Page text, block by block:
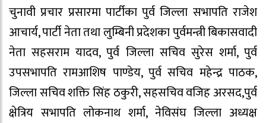
चुनावी प्रचार प्रसारमा पार्टीका पुर्व जिल्ला सभापति राजेश
आचार्य, पार्टी नेता तथा लुम्बिनी प्रदेशका पुर्वमन्त्री बिकासवादी
नेता सहसराम यादव, पुर्व जिल्ला सचिव सुरेस शर्मा, पुर्व
उपसभापति रामआशिष पाण्डेय, पुर्व सचिव महेन्द्र पाठक,
जिल्ला सचिव शक्ति सिंह ठकुरी, सहसचिव वजिह अरसद,पुर्व
क्षेत्रिय सभापति लोकनाथ शर्मा, नेविसंघ जिल्ला अध्यक्ष